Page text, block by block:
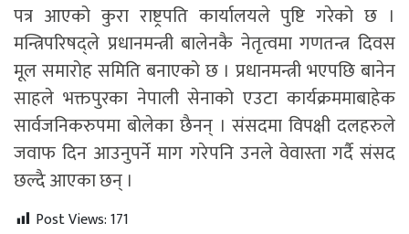
पत्र आएको कुरा राष्ट्रपति कार्यालयले पुष्टि गरेको छ ।
मन्त्रिपरिषद्ले प्रधानमन्त्री बालेनकै नेतृत्वमा गणतन्त्र दिवस
मूल समारोह समिति बनाएको छ । प्रधानमन्त्री भएपछि बानेन
साहले भक्तपुरका नेपाली सेनाको एउटा कार्यक्रममाबाहेक
सार्वजनिकरुपमा बोलेका छैनन् । संसदमा विपक्षी दलहरुले
जवाफ दिन आउनुपर्ने माग गरेपनि उनले वेवास्ता गर्दै संसद
छल्दै आएका छन् ।
Post Views:171